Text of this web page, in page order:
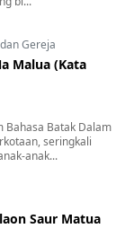
Gereja
Malua (Kata
Bahasa Batak Dalam
seringkali
anak...
Saur Matua